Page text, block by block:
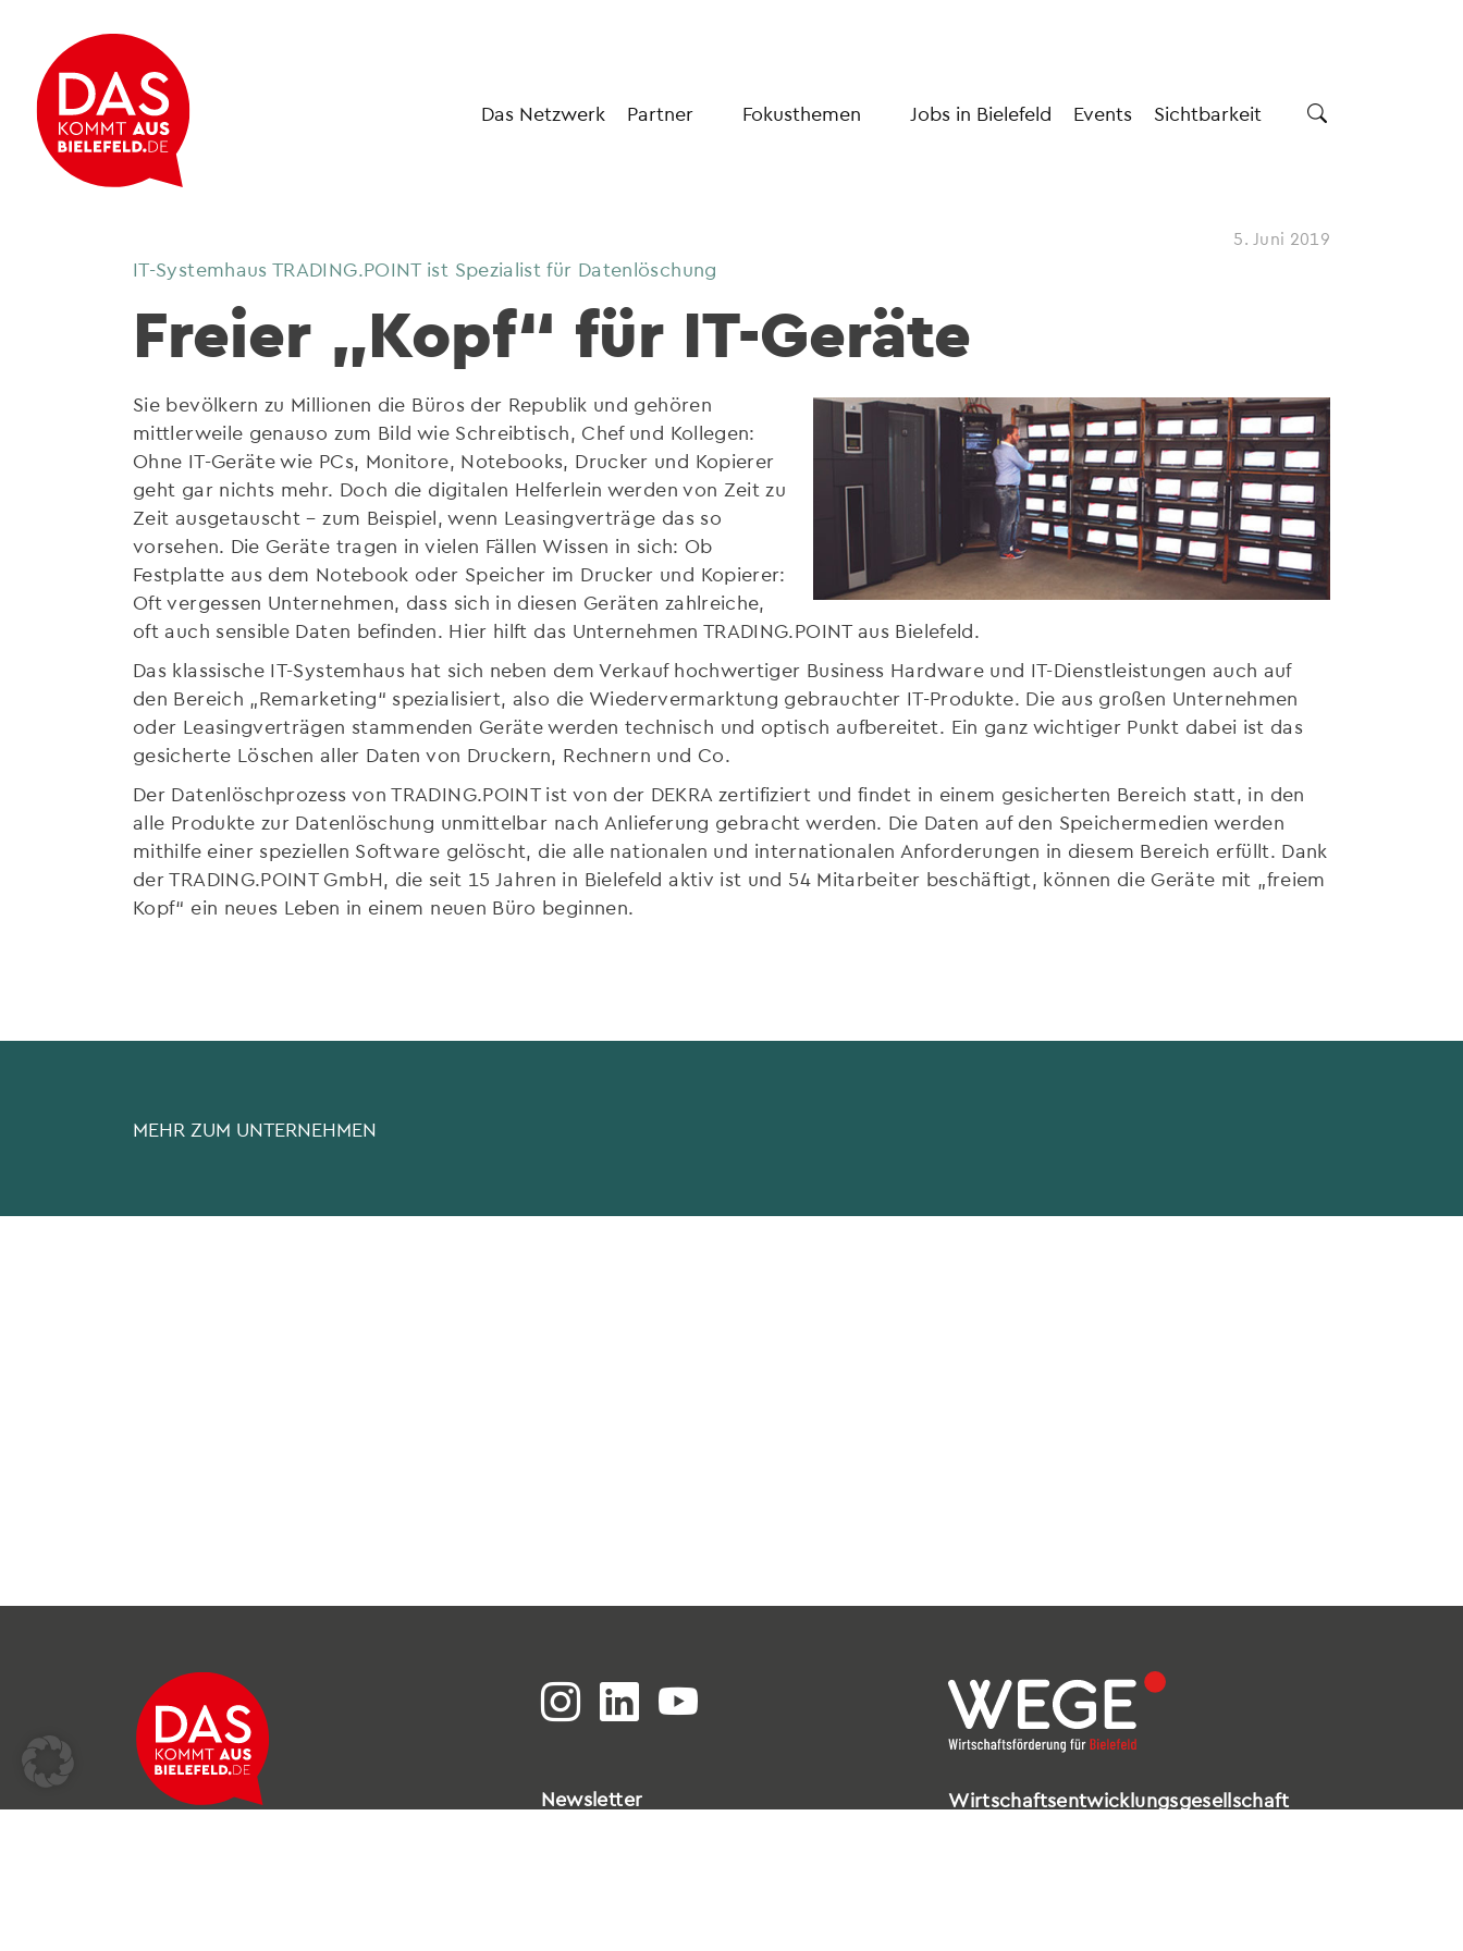
Das Netzwerk Partner Fokusthemen Jobs in Bielefeld Events Sichtbarkeit
5. Juni 2019
IT-Systemhaus TRADING.POINT ist Spezialist für Datenlöschung
Freier „Kopf“ für IT-Geräte
Sie bevölkern zu Millionen die Büros der Republik und gehören
mittlerweile genauso zum Bild wie Schreibtisch, Chef und Kollegen:
Ohne IT-Geräte wie PCs, Monitore, Notebooks, Drucker und Kopierer
geht gar nichts mehr. Doch die digitalen Helferlein werden von Zeit zu
Zeit ausgetauscht – zum Beispiel, wenn Leasingverträge das so
vorsehen. Die Geräte tragen in vielen Fällen Wissen in sich: Ob
Festplatte aus dem Notebook oder Speicher im Drucker und Kopierer:
Oft vergessen Unternehmen, dass sich in diesen Geräten zahlreiche,
oft auch sensible Daten befinden. Hier hilft das Unternehmen TRADING.POINT aus Bielefeld.
Das klassische IT-Systemhaus hat sich neben dem Verkauf hochwertiger Business Hardware und IT-Dienstleistungen auch auf
den Bereich „Remarketing“ spezialisiert, also die Wiedervermarktung gebrauchter IT-Produkte. Die aus großen Unternehmen
oder Leasingverträgen stammenden Geräte werden technisch und optisch aufbereitet. Ein ganz wichtiger Punkt dabei ist das
gesicherte Löschen aller Daten von Druckern, Rechnern und Co.
Der Datenlöschprozess von TRADING.POINT ist von der DEKRA zertifiziert und findet in einem gesicherten Bereich statt, in den
alle Produkte zur Datenlöschung unmittelbar nach Anlieferung gebracht werden. Die Daten auf den Speichermedien werden
mithilfe einer speziellen Software gelöscht, die alle nationalen und internationalen Anforderungen in diesem Bereich erfüllt. Dank
der TRADING.POINT GmbH, die seit 15 Jahren in Bielefeld aktiv ist und 54 Mitarbeiter beschäftigt, können die Geräte mit „freiem
Kopf“ ein neues Leben in einem neuen Büro beginnen.
MEHR ZUM UNTERNEHMEN
Newsletter
Wirtschaftsentwicklungsgesellschaft